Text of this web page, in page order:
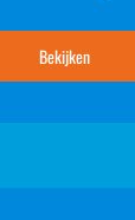
Bekijken